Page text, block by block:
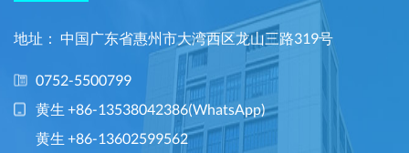
地址： 中国广东省惠州市大湾西区龙山三路319号
0752-5500799
黄生 +86-13538042386(WhatsApp)
黄生 +86-13602599562